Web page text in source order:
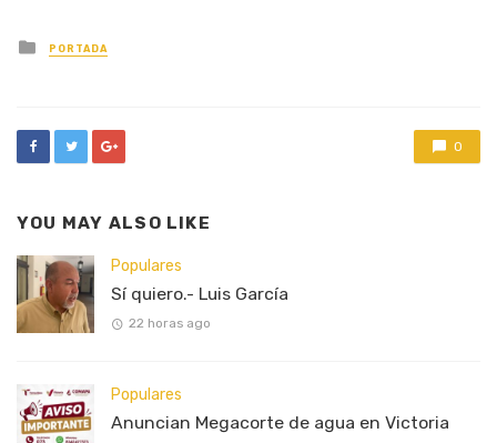
Posted
in
PORTADA
0
YOU MAY ALSO LIKE
Populares
Sí quiero.- Luis García
22 horas ago
Populares
Anuncian Megacorte de agua en Victoria